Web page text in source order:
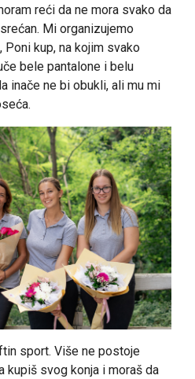
reći da ne mora svako da
Mi organizujemo
Poni kup, na kojim svako
bele pantalone i belu
inače ne bi obukli, ali mu mi
sport. Više ne postoje
kupiš svog konja i moraš da